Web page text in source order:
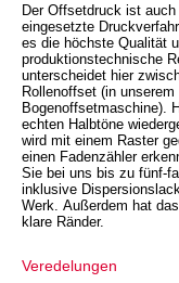
Der Offsetdruck ist
eingesetzte
es die höchste Qualität
produktionstechnische
unterscheidet hier
Rollenoffset (in
Bogenoffsetmaschine).
echten Halbtöne
wird mit einem Raster
einen Fadenzähler
Sie bei uns bis zu fünf-
inklusive
Werk. Außerdem hat
klare Ränder.
Veredelungen